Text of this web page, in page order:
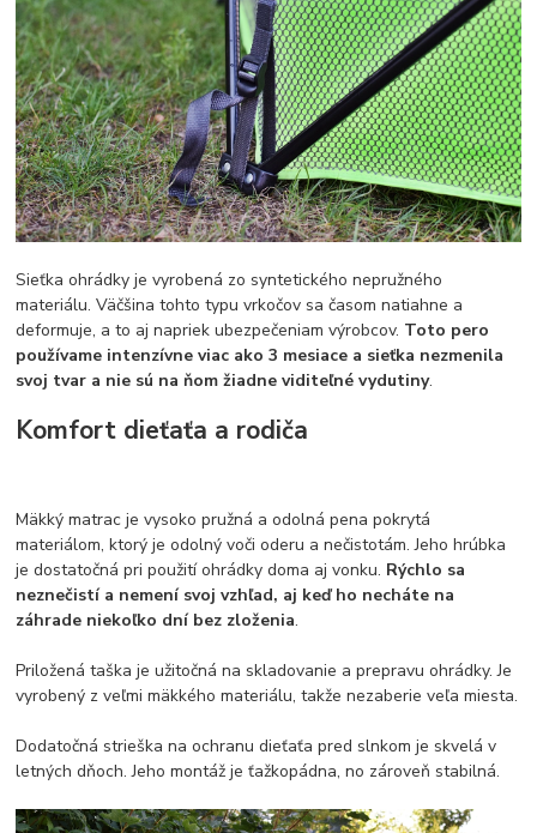
Sieťka ohrádky je vyrobená zo syntetického nepružného
materiálu. Väčšina tohto typu vrkočov sa časom natiahne a
deformuje, a to aj napriek ubezpečeniam výrobcov. Toto pero
používame intenzívne viac ako 3 mesiace a sieťka nezmenila
svoj tvar a nie sú na ňom žiadne viditeľné vydutiny.
Komfort dieťaťa a rodiča
Mäkký matrac je vysoko pružná a odolná pena pokrytá
materiálom, ktorý je odolný voči oderu a nečistotám. Jeho hrúbka
je dostatočná pri použití ohrádky doma aj vonku. Rýchlo sa
neznečistí a nemení svoj vzhľad, aj keď ho necháte na
záhrade niekoľko dní bez zloženia.
Priložená taška je užitočná na skladovanie a prepravu ohrádky. Je
vyrobený z veľmi mäkkého materiálu, takže nezaberie veľa miesta.
Dodatočná strieška na ochranu dieťaťa pred slnkom je skvelá v
letných dňoch. Jeho montáž je ťažkopádna, no zároveň stabilná.